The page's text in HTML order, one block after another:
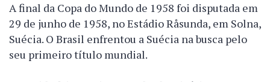
A final da Copa do Mundo de 1958 foi disputada em
29 de junho de 1958, no Estádio Råsunda, em Solna,
Suécia. O Brasil enfrentou a Suécia na busca pelo
seu primeiro título mundial.